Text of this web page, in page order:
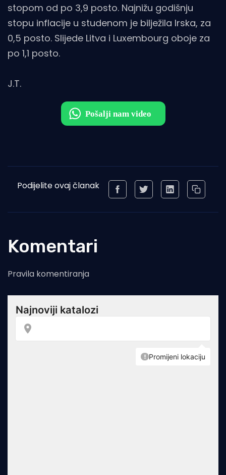
stopom od po 3,9 posto. Najnižu godišnju
stopu inflacije u studenom je bilježila Irska, za
0,5 posto. Slijede Litva i Luxembourg oboje za
po 1,1 posto.
J.T.
Podijelite ovaj članak
Komentari
Pravila komentiranja